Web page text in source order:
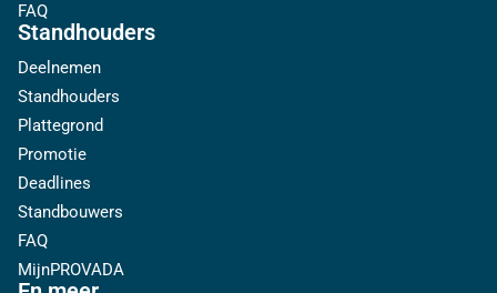
FAQ
Standhouders
Deelnemen
Standhouders
Plattegrond
Promotie
Deadlines
Standbouwers
FAQ
MijnPROVADA